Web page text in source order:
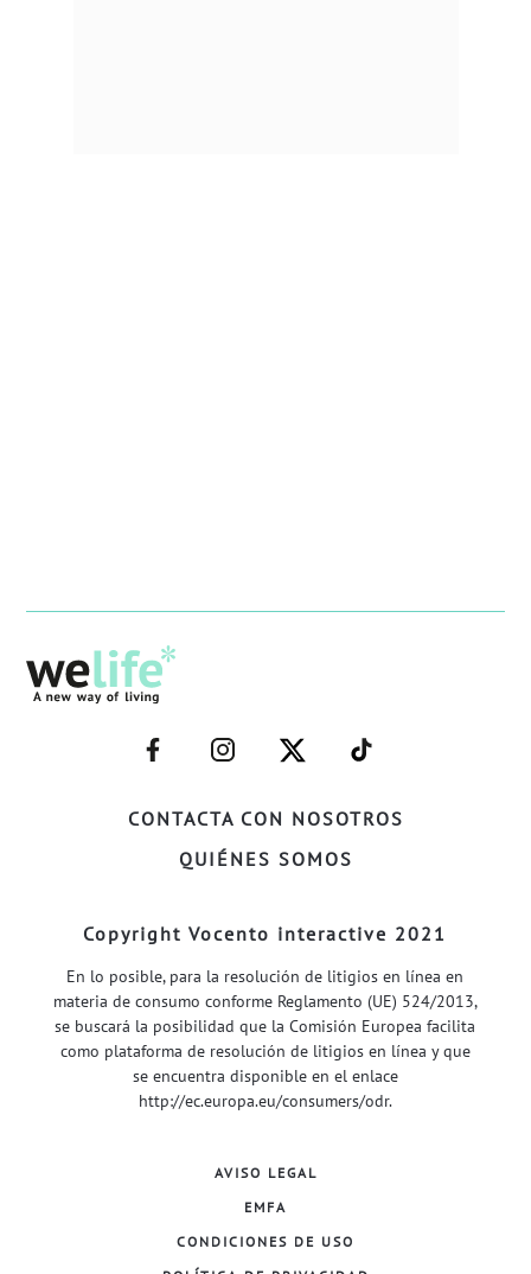
CONTACTA CON NOSOTROS
QUIÉNES SOMOS
–
FACEBOOK–
–
INSTAGRAM–
–
TWITTER–
–
WELIFE–
Copyright Vocento interactive 2021
En lo posible, para la resolución de litigios en línea en
materia de consumo conforme Reglamento (UE) 524/2013,
se buscará la posibilidad que la Comisión Europea facilita
como plataforma de resolución de litigios en línea y que
se encuentra disponible en el enlace
http://ec.europa.eu/consumers/odr.
AVISO LEGAL
EMFA
CONDICIONES DE USO